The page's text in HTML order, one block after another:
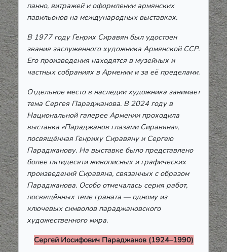
панно, витражей и оформлении армянских
павильонов на международных выставках.
В 1977 году Генрих Сиравян был удостоен
звания заслуженного художника Армянской ССР.
Его произведения находятся в музейных и
частных собраниях в Армении и за её пределами.
Отдельное место в наследии художника занимает
тема Сергея Параджанова. В 2024 году в
Национальной галерее Армении проходила
выставка «Параджанов глазами Сиравяна»,
посвящённая Генриху Сиравяну и Сергею
Параджанову. На выставке было представлено
более пятидесяти живописных и графических
произведений Сиравяна, связанных с образом
Параджанова. Особо отмечалась серия работ,
посвящённых теме граната — одному из
ключевых символов параджановского
художественного мира.
Сергей Иосифович Параджанов (1924–1990)